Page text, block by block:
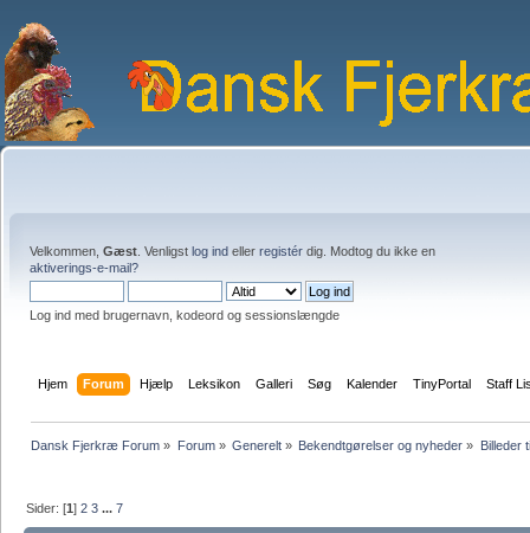
Velkommen, Gæst . Venligst log ind eller registér dig. Modtog du ikke en
aktiverings-e-mail?
Log ind med brugernavn, kodeord og sessionslængde
Hjem Forum Hjælp Leksikon Galleri Søg Kalender TinyPortal Staff
Dansk Fjerkræ Forum » Forum» Generelt» Bekendtgørelser og nyheder » Billeder
Sider: [1]2 3 ...7